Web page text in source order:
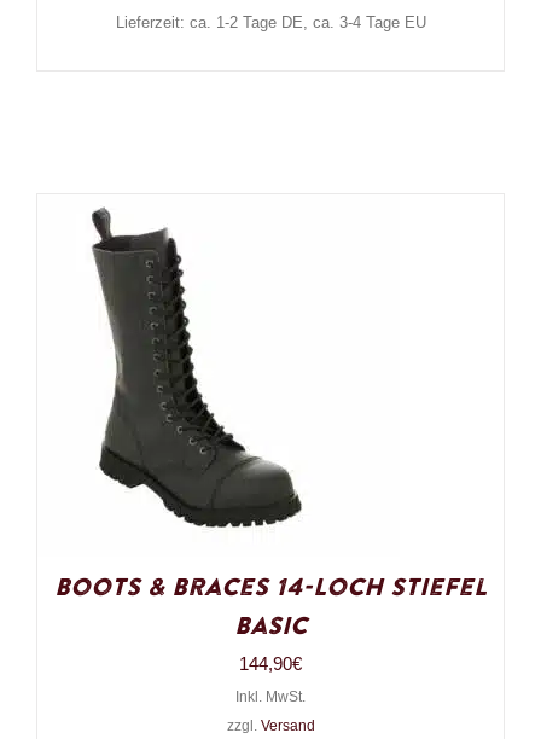
Lieferzeit: ca. 1-2 Tage DE, ca. 3-4 Tage EU
Boots & Braces 14-Loch Stiefel
Basic
144,90€
Inkl. MwSt.
zzgl. Versand